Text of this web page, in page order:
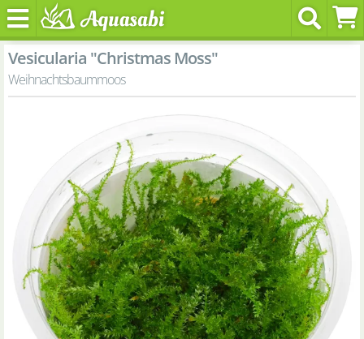
Vesicularia "Christmas Moss"
Weihnachtsbaummoos